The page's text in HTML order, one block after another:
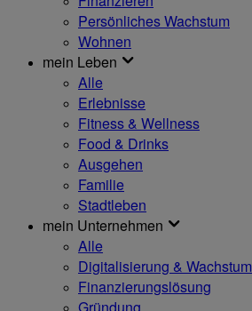
Persönliches Wachstum
Wohnen
mein Leben
Alle
Erlebnisse
Fitness & Wellness
Food & Drinks
Ausgehen
Familie
Stadtleben
mein Unternehmen
Alle
Digitalisierung & Wachstum
Finanzierungslösung